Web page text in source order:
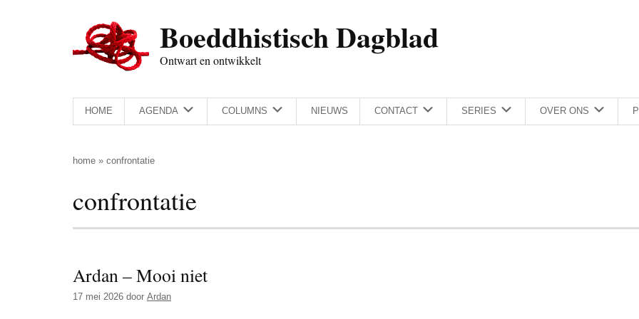
Boeddhistisch Dagblad
Ontwart en ontwikkelt
HOME AGENDA COLUMNS NIEUWS CONTACT SERIES OVER ONS
home » confrontatie
confrontatie
Ardan – Mooi niet
17 mei 2026 door Ardan